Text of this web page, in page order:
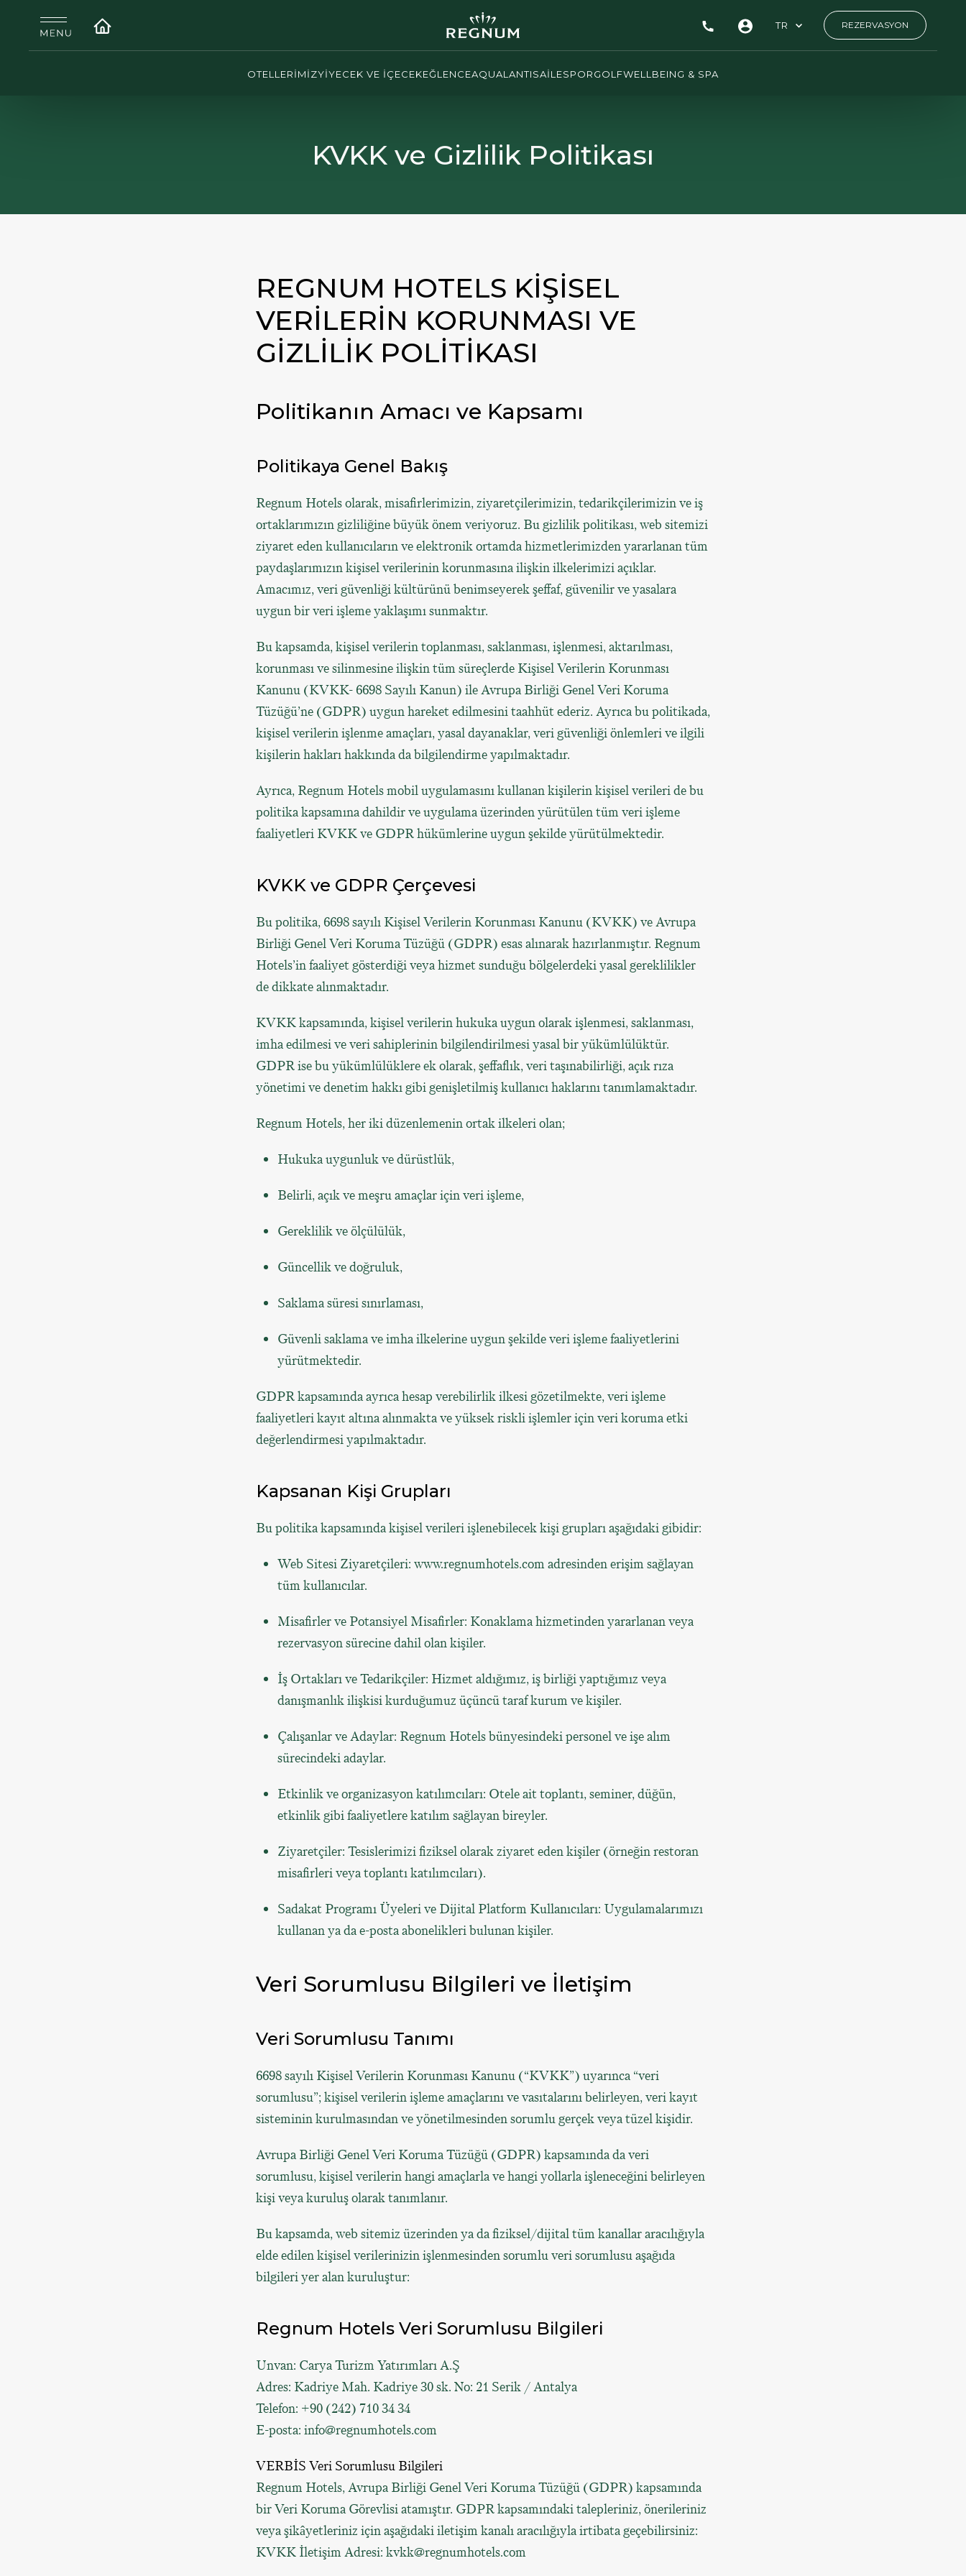
TR REZERVASYON
OTELLERİMİZYİYECEK VE İÇECEKEĞLENCEAQUALANTISAİLESPORGOLFWELLBEING & SPA
KVKK ve Gizlilik Politikası
REGNUM HOTELS KİŞİSEL
VERİLERİN KORUNMASI VE
GİZLİLİK POLİTİKASI
Politikanın Amacı ve Kapsamı
Politikaya Genel Bakış
Regnum Hotels olarak, misafirlerimizin, ziyaretçilerimizin, tedarikçilerimizin ve iş
ortaklarımızın gizliliğine büyük önem veriyoruz. Bu gizlilik politikası, web sitemizi
ziyaret eden kullanıcıların ve elektronik ortamda hizmetlerimizden yararlanan tüm
paydaşlarımızın kişisel verilerinin korunmasına ilişkin ilkelerimizi açıklar.
Amacımız, veri güvenliği kültürünü benimseyerek şeffaf, güvenilir ve yasalara
uygun bir veri işleme yaklaşımı sunmaktır.
Bu kapsamda, kişisel verilerin toplanması, saklanması, işlenmesi, aktarılması,
korunması ve silinmesine ilişkin tüm süreçlerde Kişisel Verilerin Korunması
Kanunu (KVKK- 6698 Sayılı Kanun) ile Avrupa Birliği Genel Veri Koruma
Tüzüğü’ne (GDPR) uygun hareket edilmesini taahhüt ederiz. Ayrıca bu politikada,
kişisel verilerin işlenme amaçları, yasal dayanaklar, veri güvenliği önlemleri ve ilgili
kişilerin hakları hakkında da bilgilendirme yapılmaktadır.
Ayrıca, Regnum Hotels mobil uygulamasını kullanan kişilerin kişisel verileri de bu
politika kapsamına dahildir ve uygulama üzerinden yürütülen tüm veri işleme
faaliyetleri KVKK ve GDPR hükümlerine uygun şekilde yürütülmektedir.
KVKK ve GDPR Çerçevesi
Bu politika, 6698 sayılı Kişisel Verilerin Korunması Kanunu (KVKK) ve Avrupa
Birliği Genel Veri Koruma Tüzüğü (GDPR) esas alınarak hazırlanmıştır. Regnum
Hotels’in faaliyet gösterdiği veya hizmet sunduğu bölgelerdeki yasal gereklilikler
de dikkate alınmaktadır.
KVKK kapsamında, kişisel verilerin hukuka uygun olarak işlenmesi, saklanması,
imha edilmesi ve veri sahiplerinin bilgilendirilmesi yasal bir yükümlülüktür.
GDPR ise bu yükümlülüklere ek olarak, şeffaflık, veri taşınabilirliği, açık rıza
yönetimi ve denetim hakkı gibi genişletilmiş kullanıcı haklarını tanımlamaktadır.
Regnum Hotels, her iki düzenlemenin ortak ilkeleri olan;
Hukuka uygunluk ve dürüstlük,
Belirli, açık ve meşru amaçlar için veri işleme,
Gereklilik ve ölçülülük,
Güncellik ve doğruluk,
Saklama süresi sınırlaması,
Güvenli saklama ve imha ilkelerine uygun şekilde veri işleme faaliyetlerini
yürütmektedir.
GDPR kapsamında ayrıca hesap verebilirlik ilkesi gözetilmekte, veri işleme
faaliyetleri kayıt altına alınmakta ve yüksek riskli işlemler için veri koruma etki
değerlendirmesi yapılmaktadır.
Kapsanan Kişi Grupları
Bu politika kapsamında kişisel verileri işlenebilecek kişi grupları aşağıdaki gibidir:
Web Sitesi Ziyaretçileri: www.regnumhotels.com adresinden erişim sağlayan
tüm kullanıcılar.
Misafirler ve Potansiyel Misafirler: Konaklama hizmetinden yararlanan veya
rezervasyon sürecine dahil olan kişiler.
İş Ortakları ve Tedarikçiler: Hizmet aldığımız, iş birliği yaptığımız veya
danışmanlık ilişkisi kurduğumuz üçüncü taraf kurum ve kişiler.
Çalışanlar ve Adaylar: Regnum Hotels bünyesindeki personel ve işe alım
sürecindeki adaylar.
Etkinlik ve organizasyon katılımcıları: Otele ait toplantı, seminer, düğün,
etkinlik gibi faaliyetlere katılım sağlayan bireyler.
Ziyaretçiler: Tesislerimizi fiziksel olarak ziyaret eden kişiler (örneğin restoran
misafirleri veya toplantı katılımcıları).
Sadakat Programı Üyeleri ve Dijital Platform Kullanıcıları: Uygulamalarımızı
kullanan ya da e-posta abonelikleri bulunan kişiler.
Veri Sorumlusu Bilgileri ve İletişim
Veri Sorumlusu Tanımı
6698 sayılı Kişisel Verilerin Korunması Kanunu (“KVKK”) uyarınca “veri
sorumlusu”; kişisel verilerin işleme amaçlarını ve vasıtalarını belirleyen, veri kayıt
sisteminin kurulmasından ve yönetilmesinden sorumlu gerçek veya tüzel kişidir.
Avrupa Birliği Genel Veri Koruma Tüzüğü (GDPR) kapsamında da veri
sorumlusu, kişisel verilerin hangi amaçlarla ve hangi yollarla işleneceğini belirleyen
kişi veya kuruluş olarak tanımlanır.
Bu kapsamda, web sitemiz üzerinden ya da fiziksel/dijital tüm kanallar aracılığıyla
elde edilen kişisel verilerinizin işlenmesinden sorumlu veri sorumlusu aşağıda
bilgileri yer alan kuruluştur:
Regnum Hotels Veri Sorumlusu Bilgileri
Unvan: Carya Turizm Yatırımları A.Ş
Adres: Kadriye Mah. Kadriye 30 sk. No: 21 Serik / Antalya
Telefon: +90 (242) 710 34 34
E-posta: info@regnumhotels.com
VERBİS Veri Sorumlusu Bilgileri
Regnum Hotels, Avrupa Birliği Genel Veri Koruma Tüzüğü (GDPR) kapsamında
bir Veri Koruma Görevlisi atamıştır. GDPR kapsamındaki talepleriniz, önerileriniz
veya şikâyetleriniz için aşağıdaki iletişim kanalı aracılığıyla irtibata geçebilirsiniz:
KVKK İletişim Adresi: kvkk@regnumhotels.com